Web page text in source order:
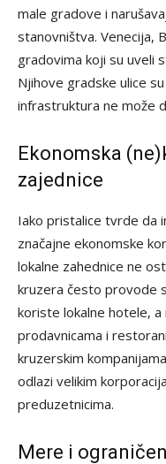
male gradove i
stanovništva. Venecija,
gradovima koji su uveli
Njihove gradske ulice
infrastruktura ne može
Ekonomska
zajednice
Iako pristalice tvrde da
značajne ekonomske
lokalne zahednice ne
kruzera često provode
koriste lokalne hotele,
prodavnicama i
kruzerskim
odlazi velikim
preduzetnicima.
Mere i